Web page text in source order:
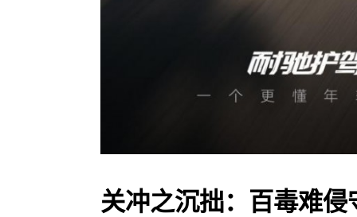
关冲之沉拙：百毒难侵